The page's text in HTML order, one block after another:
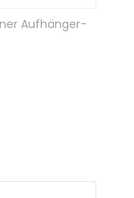
Aufhänger-